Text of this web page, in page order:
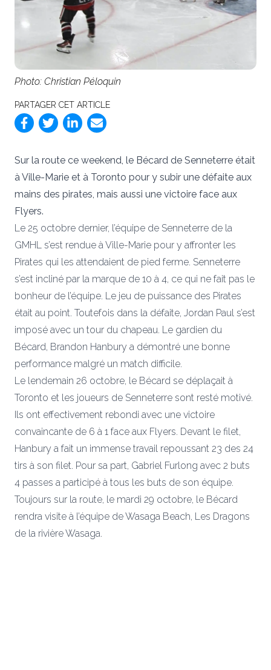
Photo: Christian Péloquin
PARTAGER CET ARTICLE
Sur la route ce weekend, le Bécard de Senneterre était
à Ville-Marie et à Toronto pour y subir une défaite aux
mains des pirates, mais aussi une victoire face aux
Flyers.
Le 25 octobre dernier, l’équipe de Senneterre de la
GMHL s’est rendue à Ville-Marie pour y affronter les
Pirates qui les attendaient de pied ferme. Senneterre
s’est incliné par la marque de 10 à 4, ce qui ne fait pas le
bonheur de l’équipe. Le jeu de puissance des Pirates
était au point. Toutefois dans la défaite, Jordan Paul s’est
imposé avec un tour du chapeau. Le gardien du
Bécard, Brandon Hanbury a démontré une bonne
performance malgré un match difficile.
Le lendemain 26 octobre, le Bécard se déplaçait à
Toronto et les joueurs de Senneterre sont resté motivé.
Ils ont effectivement rebondi avec une victoire
convaincante de 6 à 1 face aux Flyers. Devant le filet,
Hanbury a fait un immense travail repoussant 23 des 24
tirs à son filet. Pour sa part, Gabriel Furlong avec 2 buts
4 passes a participé à tous les buts de son équipe.
Toujours sur la route, le mardi 29 octobre, le Bécard
rendra visite à l’équipe de Wasaga Beach, Les Dragons
de la rivière Wasaga.